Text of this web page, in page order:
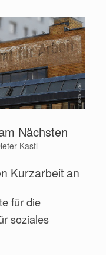
Nächsten
Kastl
Kurzarbeit an
für die
soziales